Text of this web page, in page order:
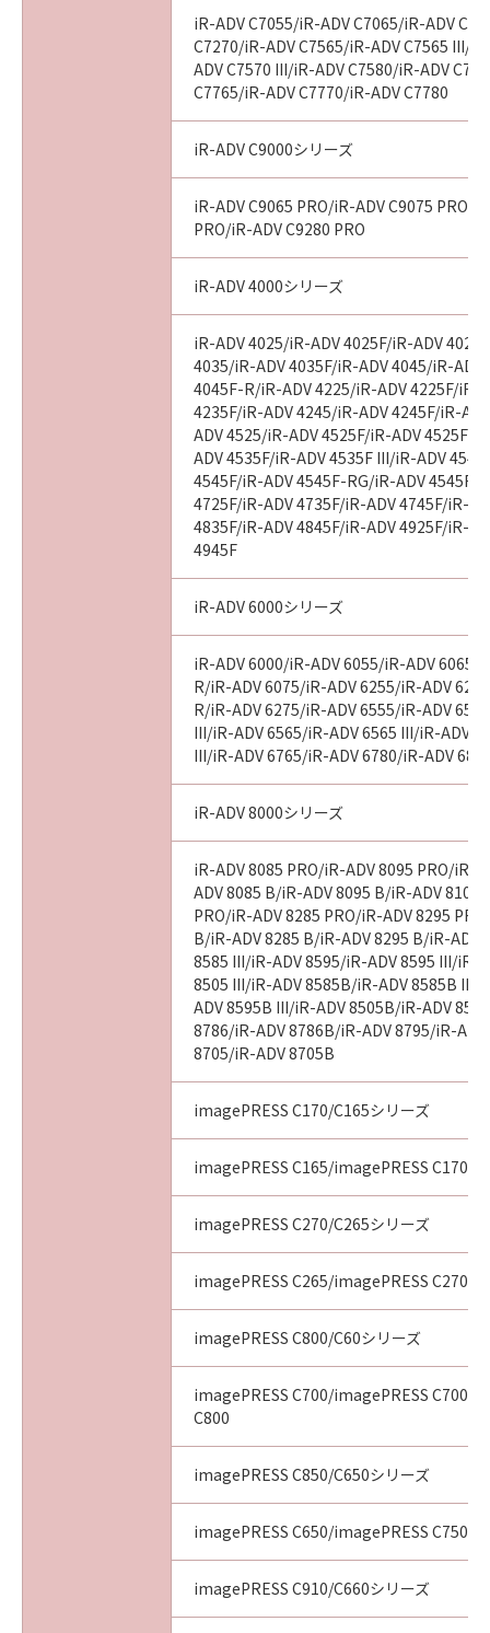
iR-ADV C7055/iR-ADV C7065/iR-ADV
C7270/iR-ADV C7565/iR-ADV C7565 III/
ADV C7570 III/iR-ADV C7580/iR-ADV
C7765/iR-ADV C7770/iR-ADV C7780
iR-ADV C9000シリーズ
iR-ADV C9065 PRO/iR-ADV C9075 PRO/
PRO/iR-ADV C9280 PRO
iR-ADV 4000シリーズ
iR-ADV 4025/iR-ADV 4025F/iR-ADV
4035/iR-ADV 4035F/iR-ADV 4045/iR-ADV
4045F-R/iR-ADV 4225/iR-ADV 4225F/iR-
4235F/iR-ADV 4245/iR-ADV 4245F/iR-
ADV 4525/iR-ADV 4525F/iR-ADV 4525F
ADV 4535F/iR-ADV 4535F III/iR-ADV
4545F/iR-ADV 4545F-RG/iR-ADV 4545F
4725F/iR-ADV 4735F/iR-ADV 4745F/iR-
4835F/iR-ADV 4845F/iR-ADV 4925F/iR-
4945F
iR-ADV 6000シリーズ
iR-ADV 6000/iR-ADV 6055/iR-ADV 6065/
R/iR-ADV 6075/iR-ADV 6255/iR-ADV
R/iR-ADV 6275/iR-ADV 6555/iR-ADV
III/iR-ADV 6565/iR-ADV 6565 III/iR-ADV
III/iR-ADV 6765/iR-ADV 6780/iR-ADV
iR-ADV 8000シリーズ
iR-ADV 8085 PRO/iR-ADV 8095 PRO/iR-
ADV 8085 B/iR-ADV 8095 B/iR-ADV 8105
PRO/iR-ADV 8285 PRO/iR-ADV 8295
B/iR-ADV 8285 B/iR-ADV 8295 B/iR-ADV
8585 III/iR-ADV 8595/iR-ADV 8595 III/iR-
8505 III/iR-ADV 8585B/iR-ADV 8585B III/
ADV 8595B III/iR-ADV 8505B/iR-ADV
8786/iR-ADV 8786B/iR-ADV 8795/iR-
8705/iR-ADV 8705B
imagePRESS C170/C165シリーズ
imagePRESS C165/imagePRESS C170
imagePRESS C270/C265シリーズ
imagePRESS C265/imagePRESS C270
imagePRESS C800/C60シリーズ
imagePRESS C700/imagePRESS C700L/
C800
imagePRESS C850/C650シリーズ
imagePRESS C650/imagePRESS C750/
imagePRESS C910/C660シリーズ